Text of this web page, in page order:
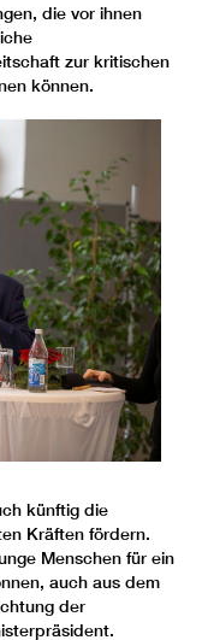
die vor ihnen
zur kritischen
können.
künftig die
Kräften fördern.
Menschen für ein
auch aus dem
der